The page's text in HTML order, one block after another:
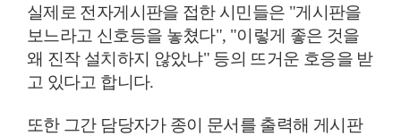
실제로 전자게시판을 접한 시민들은 "게시판을
보느라고 신호등을 놓쳤다", "이렇게 좋은 것을
왜 진작 설치하지 않았냐" 등의 뜨거운 호응을 받
고 있다고 합니다.
또한 그간 담당자가 종이 문서를 출력해 게시판